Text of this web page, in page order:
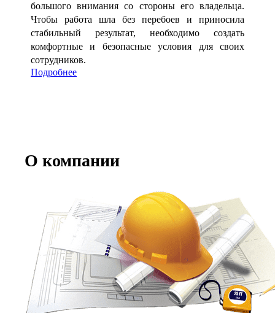
большого внимания со стороны его владельца.
Чтобы работа шла без перебоев и приносила
стабильный результат, необходимо создать
комфортные и безопасные условия для своих
сотрудников.
Подробнее
О компании